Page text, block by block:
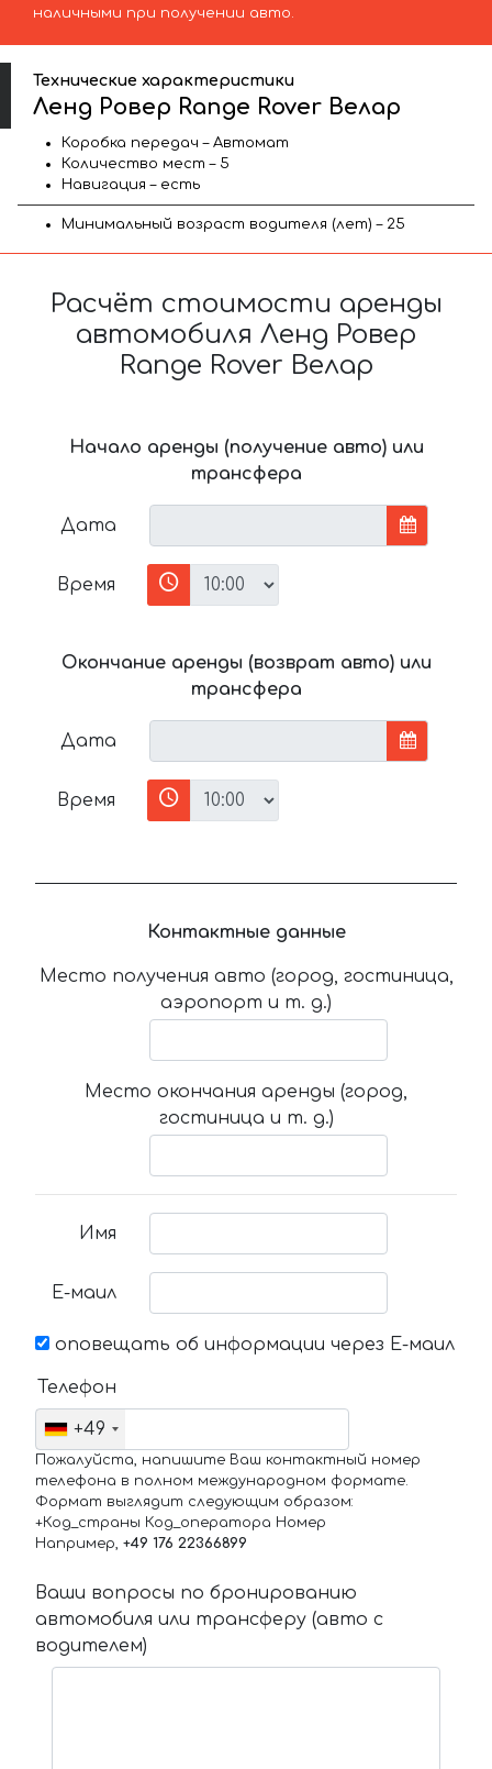
наличными при получении авто.
Технические характеристики
Ленд Ровер Range Rover Велар
Коробка передач – Автомат
Количество мест – 5
Навигация – есть
Минимальный возраст водителя (лет) – 25
Расчёт стоимости аренды
автомобиля Ленд Ровер
Range Rover Велар
Начало аренды (получение авто) или
трансфера
Дата
Время
Окончание аренды (возврат авто) или
трансфера
Дата
Время
Контактные данные
Место получения авто (город, гостиница,
аэропорт и т. д.)
Место окончания аренды (город,
гостиница и т. д.)
Имя
Е-маил
оповещать об информации через Е-маил
Телефон
+49
Пожалуйста, напишите Ваш контактный номер
телефона в полном международном формате.
Формат выглядит следующим образом:
+Код_страны Код_оператора Номер
Например, +49 176 22366899
Ваши вопросы по бронированию
автомобиля или трансферу (авто с
водителем)